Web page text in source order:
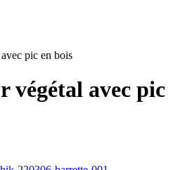
pic en bois
végétal avec pic